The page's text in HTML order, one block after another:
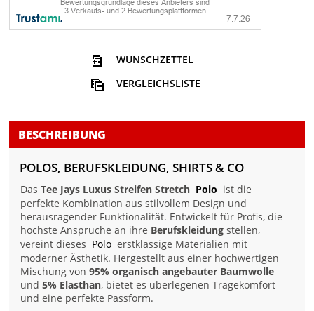
WUNSCHZETTEL
VERGLEICHSLISTE
BESCHREIBUNG
POLOS, BERUFSKLEIDUNG, SHIRTS & CO
DasTee Jays Luxus Streifen Stretch Polo ist die
perfekte Kombination aus stilvollem Design und
herausragender Funktionalität. Entwickelt für Profis, die
höchste Ansprüche an ihre Berufskleidung stellen,
vereint dieses Polo erstklassige Materialien mit
moderner Ästhetik. Hergestellt aus einer hochwertigen
Mischung von95% organisch angebauter Baumwolle
und5% Elasthan, bietet es überlegenen Tragekomfort
und eine perfekte Passform.